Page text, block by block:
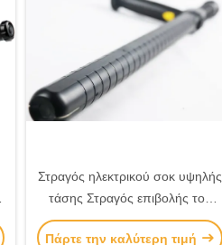
Στραγός ηλεκτρικού σοκ υψηλής
τάσης Στραγός επιβολής του
νόμου τύπου T
Πάρτε την καλύτερη τιμή